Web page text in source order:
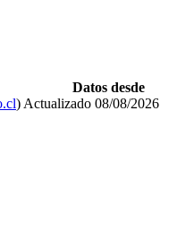
Datos desde
) Actualizado 08/08/2026